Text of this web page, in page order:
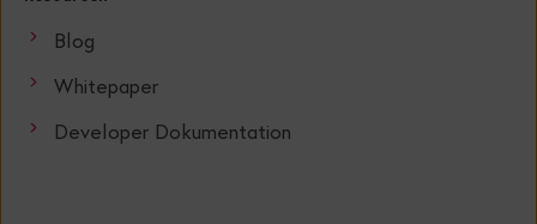
Blog
Whitepaper
Developer Dokumentation